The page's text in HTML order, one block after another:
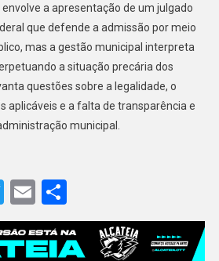
a apresentação de um julgado
que defende a admissão por meio
mas a gestão municipal interpreta
a situação precária dos
questões sobre a legalidade, o
aplicáveis e a falta de transparência e
municipal.
Twitter
EmailShare